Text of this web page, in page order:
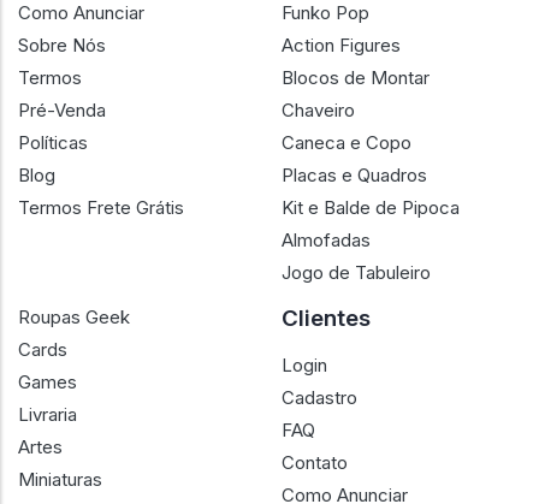
Como Anunciar
Sobre Nós
Termos
Pré-Venda
Políticas
Blog
Termos Frete Grátis
Funko Pop
Action Figures
Blocos de Montar
Chaveiro
Caneca e Copo
Placas e Quadros
Kit e Balde de Pipoca
Almofadas
Jogo de Tabuleiro
Roupas Geek
Cards
Games
Livraria
Artes
Miniaturas
Clientes
Login
Cadastro
FAQ
Contato
Como Anunciar